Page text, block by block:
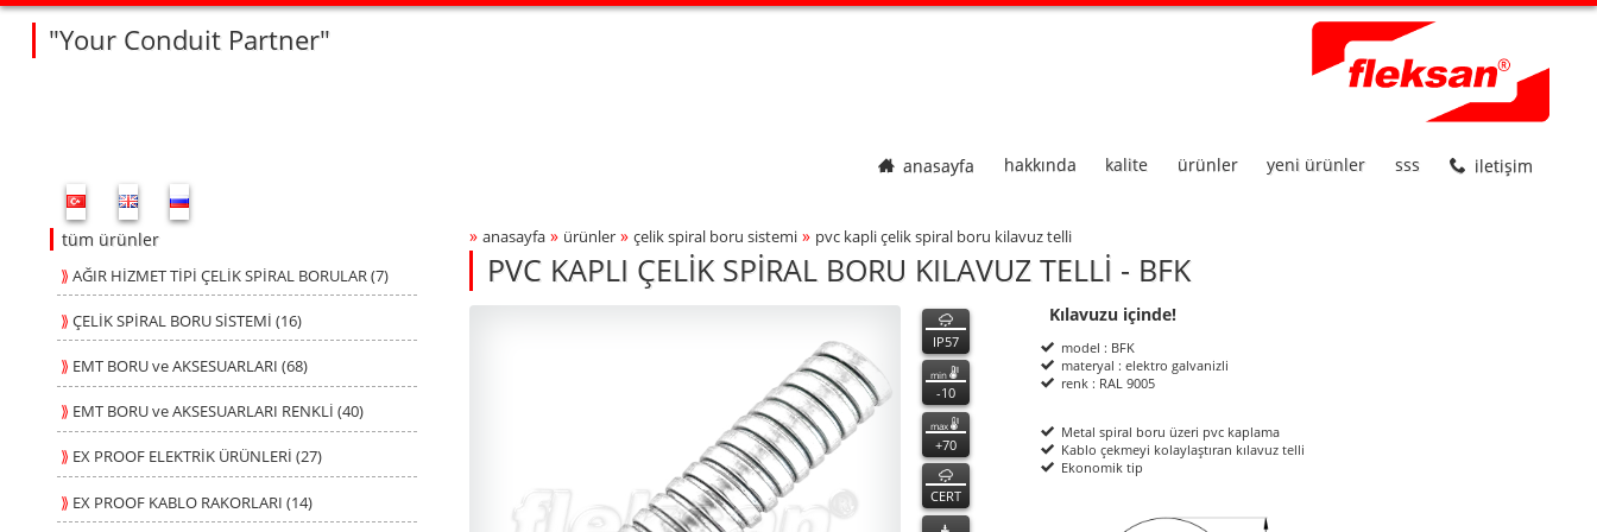
"Your Conduit Partner"
anasayfa hakkında kalite ürünler yeni ürünler sss iletişim
tüm ürünler
⟫AĞIR HİZMET TİPİ ÇELİK SPİRAL BORULAR (7)
⟫ÇELİK SPİRAL BORU SİSTEMİ (16)
⟫ EMT BORU ve AKSESUARLARI (68)
⟫ EMT BORU ve AKSESUARLARI RENKLİ (40)
⟫ EX PROOF ELEKTRİK ÜRÜNLERİ (27)
⟫ EX PROOF KABLO RAKORLARI (14)
Breadcrumbs Navigation
» anasayfa » ürünler » çeli̇k spi̇ral boru si̇stemi̇ » pvc kapli çeli̇k spi̇ral boru kilavuz telli̇
PVC KAPLI ÇELİK SPİRAL BORU KILAVUZ TELLİ - BFK
BFK
BFK özellikler
IP57
min
-10
max
+70
CERT
Product Informations
Kılavuzu içinde!
model : BFK
materyal : elektro galvanizli
renk : RAL 9005
Metal spiral boru üzeri pvc kaplama
Kablo çekmeyi kolaylaştıran kılavuz telli
Ekonomik tip